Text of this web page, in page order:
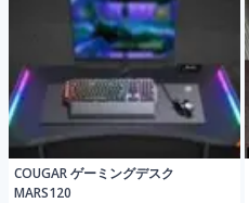
COUGAR ゲーミングデスク
MARS120